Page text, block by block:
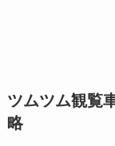
ツムツム観覧
略